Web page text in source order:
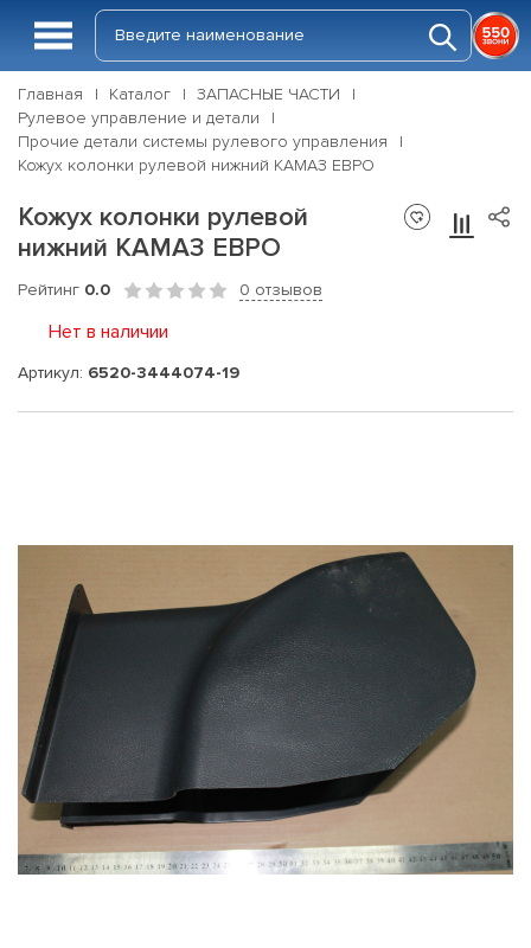
Главная Каталог
ЗАПАСНЫЕ ЧАСТИ
Рулевое управление и детали
Прочие детали системы рулевого управления
Кожух колонки рулевой нижний КАМАЗ ЕВРО
Кожух колонки рулевой
нижний КАМАЗ ЕВРО
Рейтинг 0.0 0 отзывов
Нет в наличии
Артикул: 6520-3444074-19